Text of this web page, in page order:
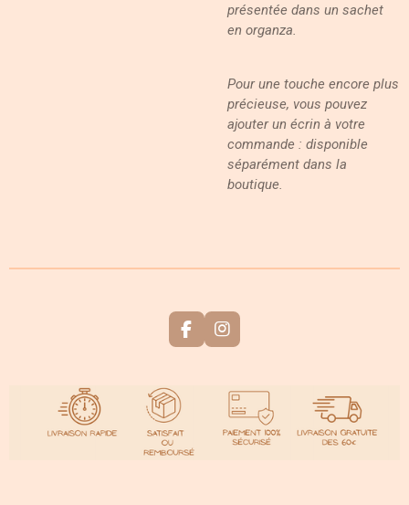
présentée dans un sachet
en organza.
Pour une touche encore plus
précieuse, vous pouvez
ajouter un écrin à votre
commande : disponible
séparément dans la
boutique.
F
a
k
I
n
g
r